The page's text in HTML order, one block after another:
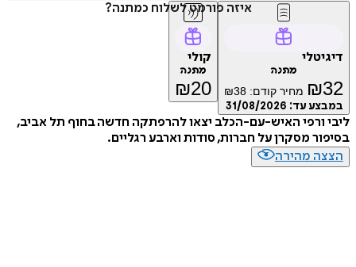
איזה פורמט לשלוח כמתנה?
₪ מחיר קודם: ₪38
עד:31/08/2026
₪ 20
ורפי האיש-עם-הכלב יצאו להרפתקה חדשה בחוף תל אביב,
מסקרן על חברות, סודות וארבע רגליים.
מהירה